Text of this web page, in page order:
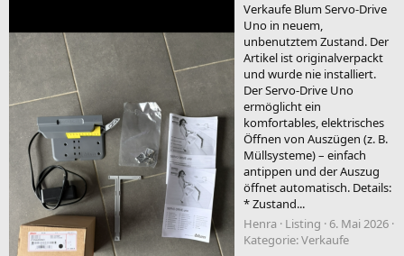
Verkaufe Blum Servo-Drive
Uno in neuem,
unbenutztem Zustand. Der
Artikel ist originalverpackt
und wurde nie installiert.
Der Servo-Drive Uno
ermöglicht ein
komfortables, elektrisches
Öffnen von Auszügen (z. B.
Müllsysteme) – einfach
antippen und der Auszug
öffnet automatisch. Details:
* Zustand...
Henra
Listing
6. Mai 2026
Kategorie:Verkaufe